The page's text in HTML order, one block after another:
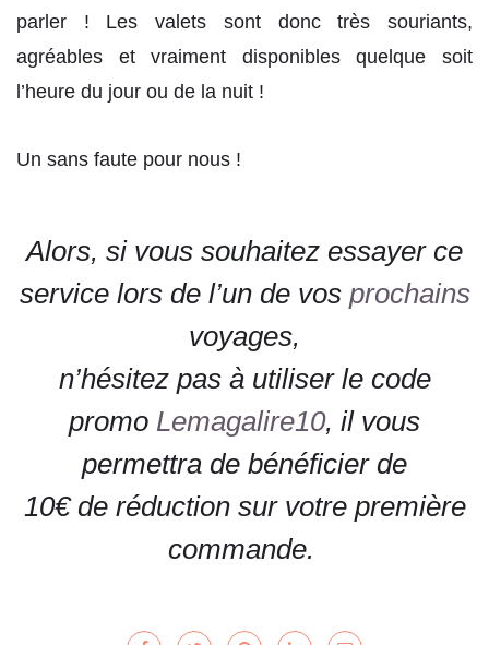
parler ! Les valets sont donc très souriants,
agréables et vraiment disponibles quelque soit
l’heure du jour ou de la nuit !
Un sans faute pour nous !
Alors, si vous souhaitez essayer ce
service lors de l’un de vos prochains
voyages,
n’hésitez pas à utiliser le code
promo Lemagalire10, il vous
permettra de bénéficier de
10€ de réduction sur votre première
commande.